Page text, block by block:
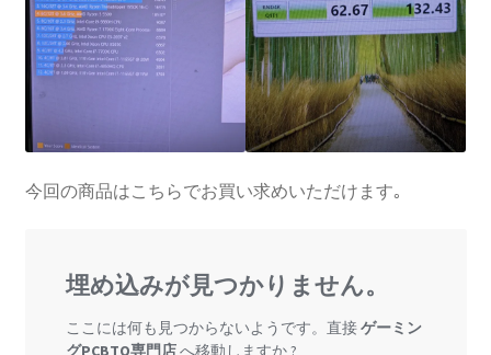
今回の商品はこちらでお買い求めいただけます｡